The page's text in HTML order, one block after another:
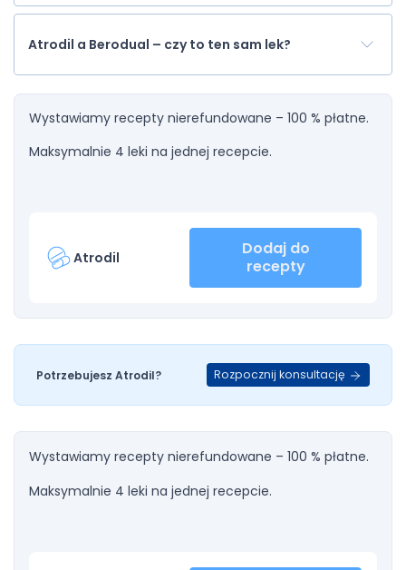
Atrodil a Berodual – czy to ten sam lek?
Wystawiamy recepty nierefundowane – 100 % płatne.
Maksymalnie 4 leki na jednej recepcie.
Atrodil
Dodaj do
recepty
Potrzebujesz Atrodil? Rozpocznij konsultację
Wystawiamy recepty nierefundowane – 100 % płatne.
Maksymalnie 4 leki na jednej recepcie.